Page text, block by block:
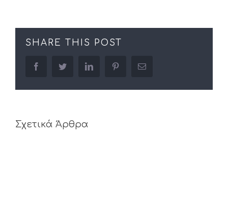
SHARE THIS POST
facebooktwitter linkedin pinterestEmail
Σχετικά Άρθρα